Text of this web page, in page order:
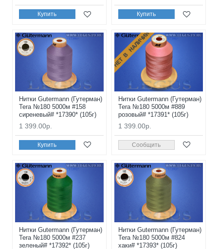
Купить Купить
Нитки Gutermann (Гутерман)
Tera №180 5000м #158
сиреневый# *17390* (105г)
1 399.00р.
Купить
НЕТ В НАЛИЧИИ
Нитки Gutermann (Гутерман)
Tera №180 5000м #889
розовый# *17391* (105г)
1 399.00р.
Сообщить
Нитки Gutermann (Гутерман)
Tera №180 5000м #237
зеленый# *17392* (105г)
Нитки Gutermann (Гутерман)
Tera №180 5000м #824
хаки# *17393* (105г)